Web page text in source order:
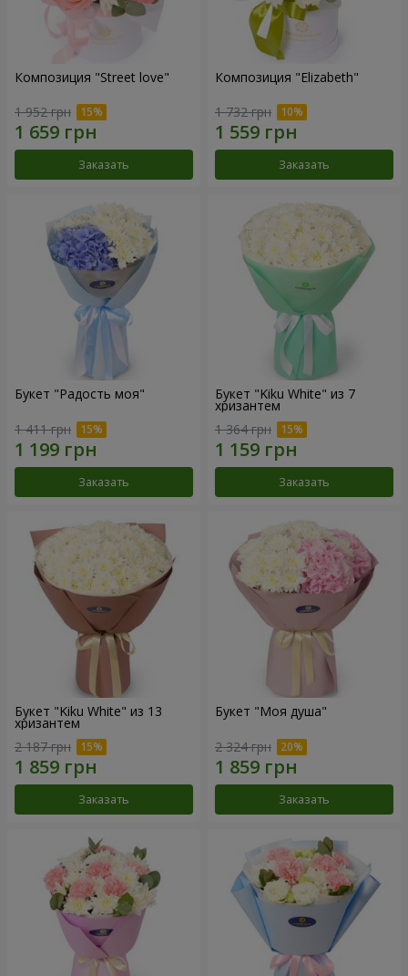
Композиция "Street love"
1 952 грн
Заказать
Композиция "Elizabeth"
1 732 грн
Заказать
Букет "Радость моя"
1 411 грн
Заказать
Букет "Kiku White" из 7
хризантем
1 364 грн
Заказать
Букет "Kiku White" из 13
хризантем
2 187 грн
Заказать
Букет "Моя душа"
2 324 грн
Заказать